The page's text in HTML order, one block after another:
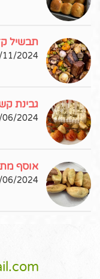
תבשיל
11/2024
גבינת
06/2024
אוסף
06/2024